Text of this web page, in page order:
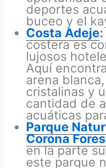
deportes
buceo y el
Costa Adeje:
costera es
lujosos
Aquí
arena
cristalinas y
cantidad de
acuáticas
Parque
Corona
en la parte
este parque